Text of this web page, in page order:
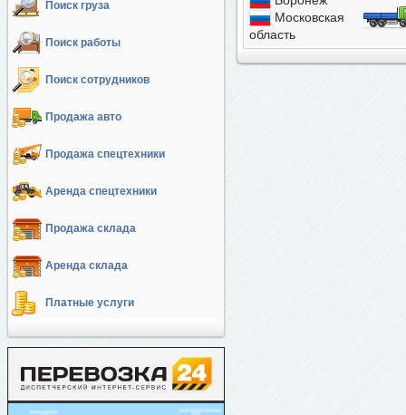
Поиск груза
Поиск работы
Поиск сотрудников
Продажа авто
Продажа спецтехники
Аренда спецтехники
Продажа склада
Аренда склада
Платные услуги
Московская
область